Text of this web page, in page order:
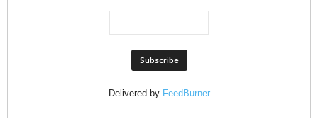
Delivered by FeedBurner